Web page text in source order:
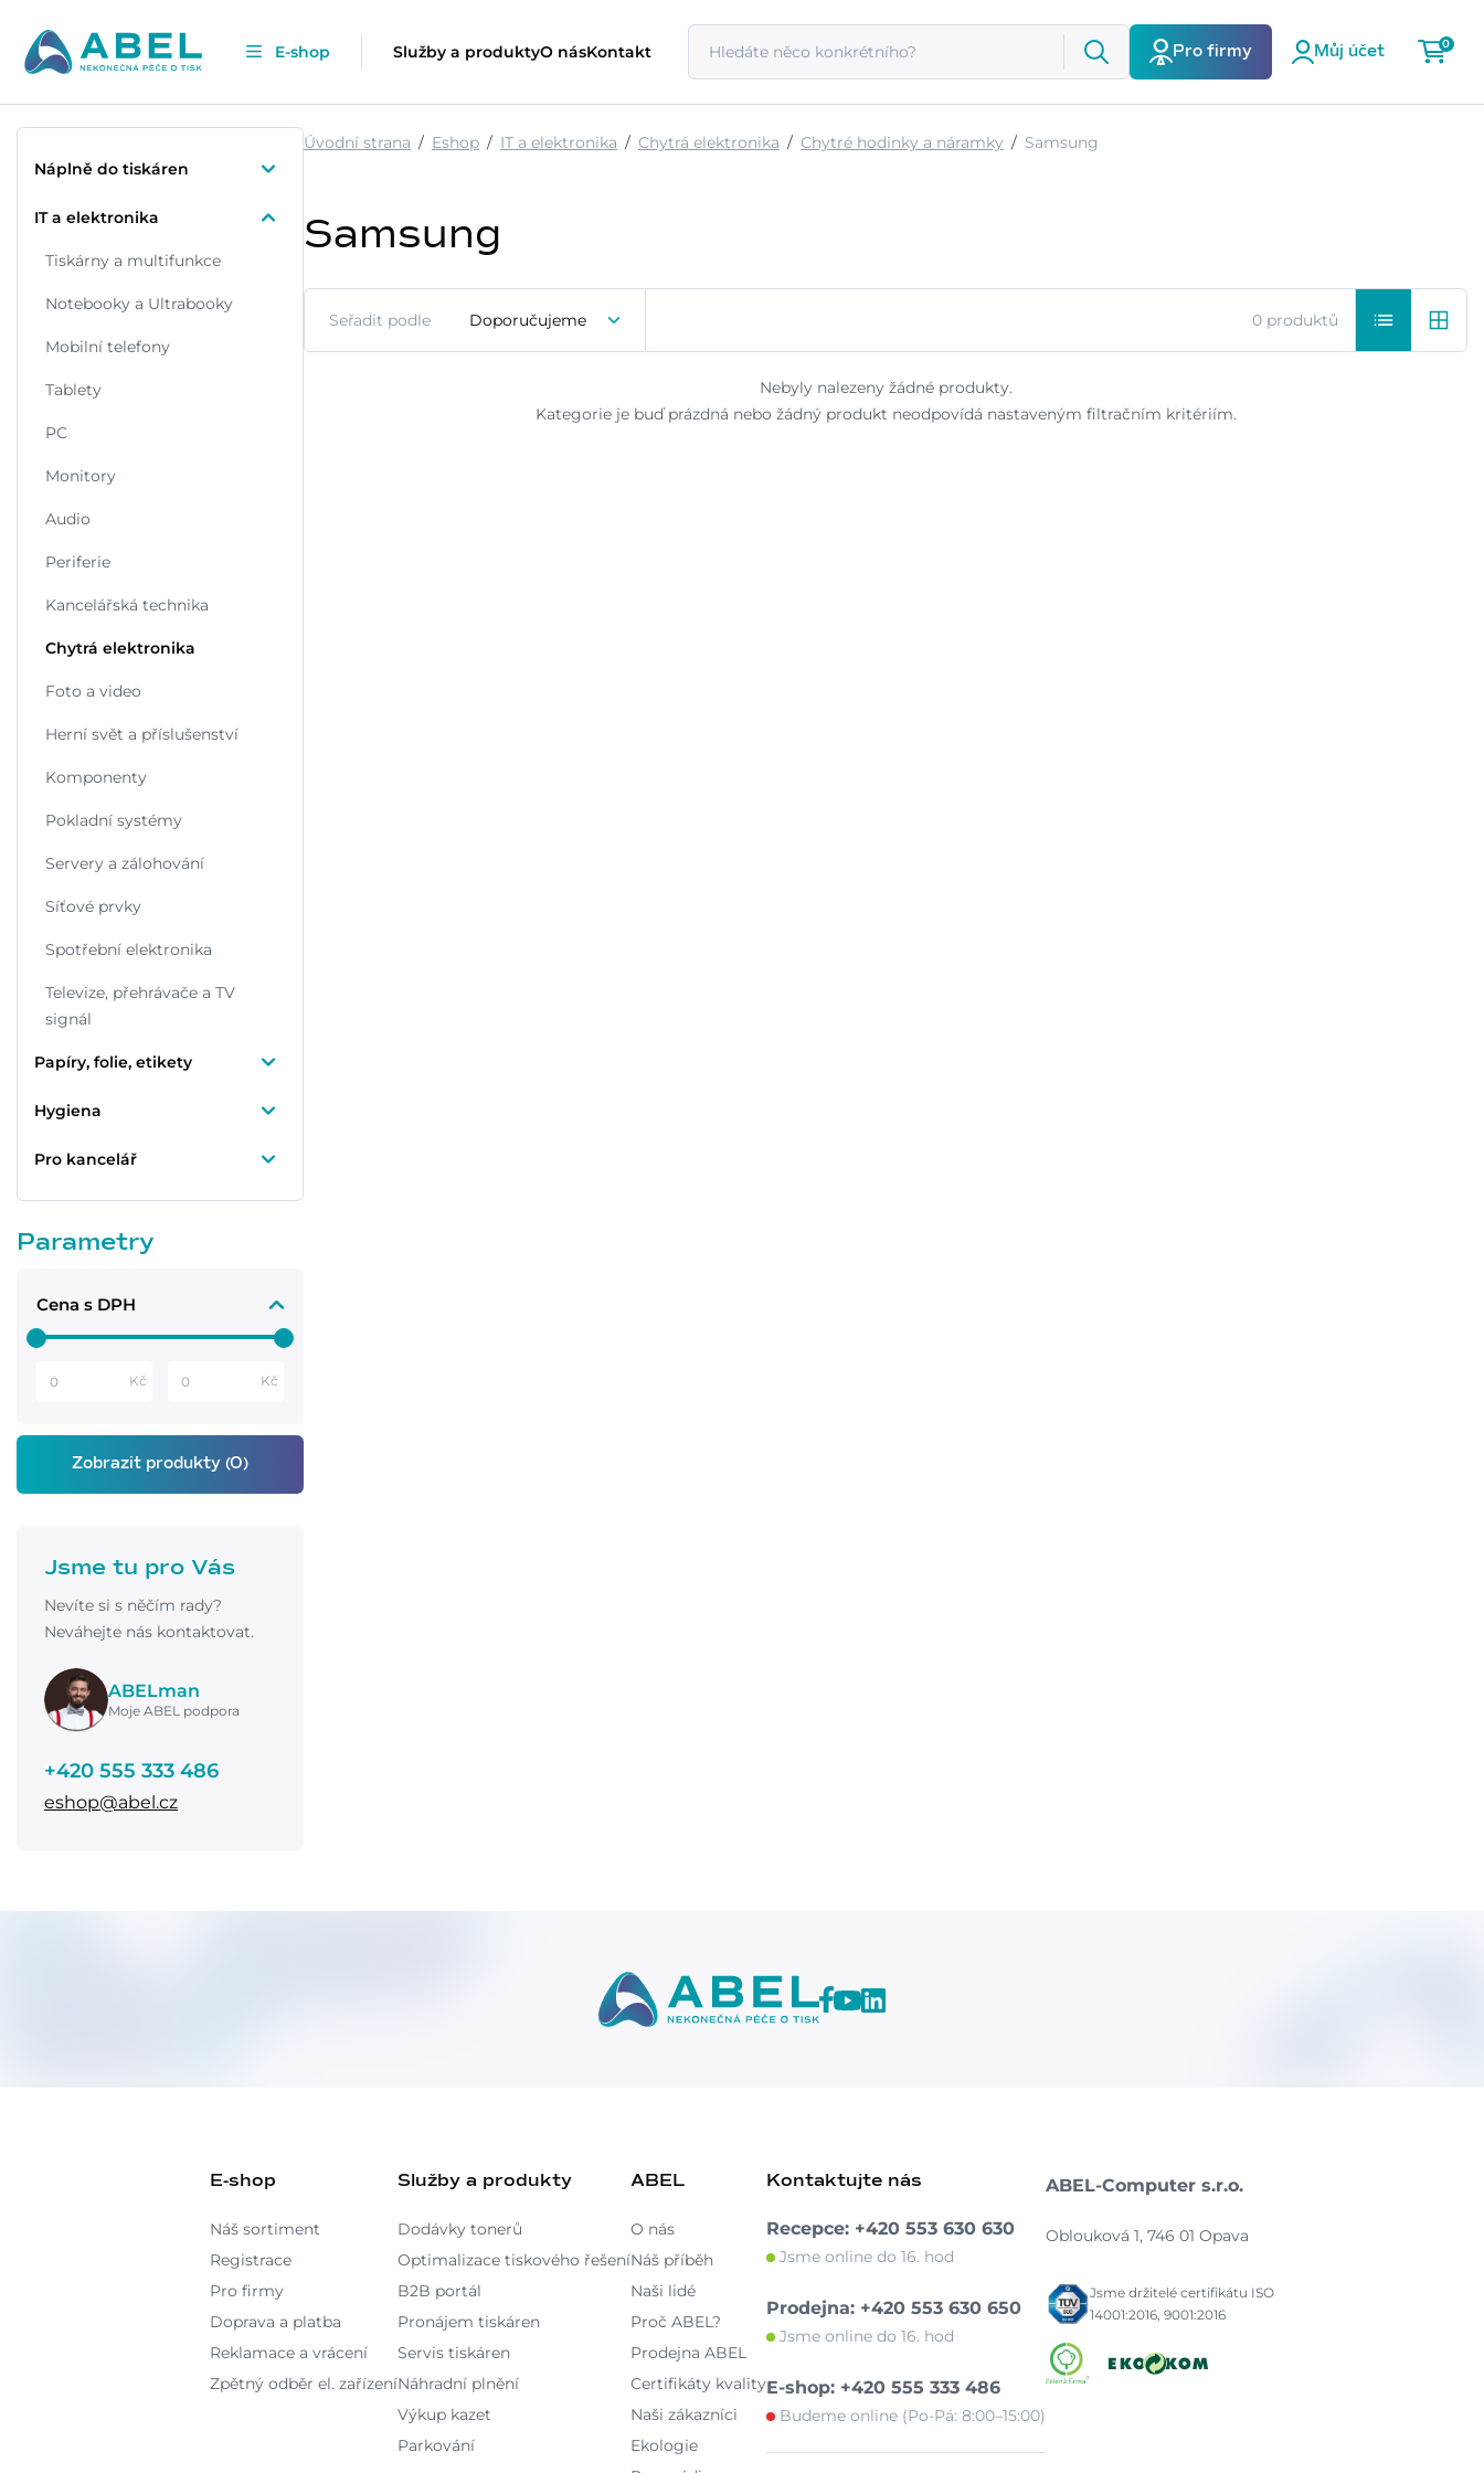
E-shop Služby a produktyO násKontakt Pro firmy Můj účet
0
Náplně do tiskáren
IT a elektronika
Tiskárny a multifunkce
Notebooky a Ultrabooky
Mobilní telefony
Tablety
PC
Monitory
Audio
Periferie
Kancelářská technika
Chytrá elektronika
Foto a video
Herní svět a příslušenství
Komponenty
Pokladní systémy
Servery a zálohování
Síťové prvky
Spotřební elektronika
Televize, přehrávače a TV
signál
Papíry, folie, etikety
Hygiena
Pro kancelář
Parametry
Cena s DPH
Kč Kč
Jsme tu pro Vás
Nevíte si s něčím rady?
Neváhejte nás kontaktovat.
ABELman
Moje ABEL podpora
+420 555 333 486
eshop@abel.cz
Úvodní strana Eshop IT a elektronika Chytrá elektronika Chytré hodinky a náramky Samsung
Samsung
Seřadit podle Doporučujeme 0 produktů
Nebyly nalezeny žádné produkty.
Kategorie je buď prázdná nebo žádný produkt neodpovídá nastaveným filtračním kritériím.
E-shop
Náš sortiment
Registrace
Pro firmy
Doprava a platba
Reklamace a vrácení
Zpětný odběr el. zařízení
Služby a produkty
Dodávky tonerů
Optimalizace tiskového řešení
B2B portál
Pronájem tiskáren
Servis tiskáren
Náhradní plnění
Výkup kazet
Parkování
ABEL
O nás
Náš příběh
Naši lidé
Proč ABEL?
Prodejna ABEL
Certifikáty kvality
Naši zákazníci
Ekologie
Kontaktujte nás
Recepce: +420 553 630 630
Jsme online do 16. hod
Prodejna: +420 553 630 650
Jsme online do 16. hod
E-shop: +420 555 333 486
Budeme online (Po-Pá: 8:00–15:00)
ABEL-Computer s.r.o.
Oblouková 1, 746 01 Opava
Jsme držitelé certifikátu ISO
14001:2016, 9001:2016